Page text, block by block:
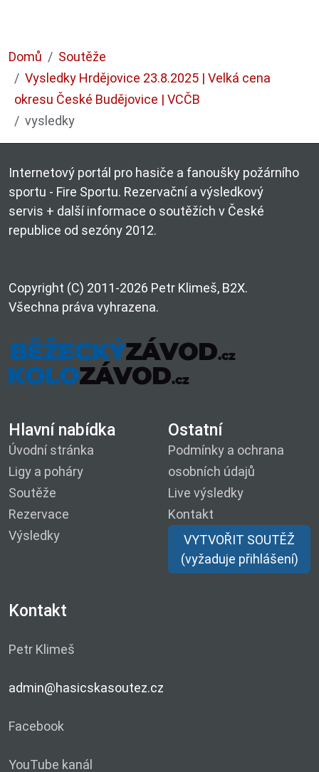
Domů
Soutěže
Vysledky Hrdějovice 23.8.2025 | Velká cena
okresu České Budějovice | VCČB
vysledky
Internetový portál pro hasiče a fanoušky požárního
sportu - Fire Sportu. Rezervační a výsledkový
servis + další informace o soutěžích v České
republice od sezóny 2012.
Copyright (C) 2011-2026 Petr Klimeš, B2X.
Všechna práva vyhrazena.
Hlavní nabídka
Úvodní stránka
Ligy a poháry
Soutěže
Rezervace
Výsledky
Ostatní
Podmínky a ochrana
osobních údajů
Live výsledky
Kontakt
VYTVOŘIT SOUTĚŽ
(vyžaduje přihlášení)
Kontakt
Petr Klimeš
admin@hasicskasoutez.cz
Facebook
YouTube kanál